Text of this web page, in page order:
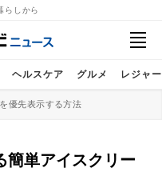
らしから
ヘルスケア グルメ レジャー
優先表示する方法
簡単アイスクリー